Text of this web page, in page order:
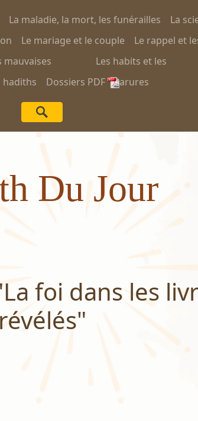
La maladie, la mort, les funérailles La
Le mariage et le couple Le rappel et
mauvaises
Les habits et les
parures
hadiths Dossiers PDF
Du Jour
foi dans les
révélés"